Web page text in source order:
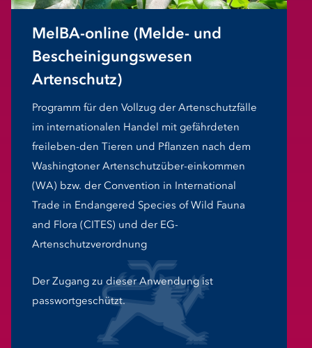
MelBA-online (Melde- und
Bescheinigungswesen
Artenschutz)
Programm für den Vollzug der Artenschutzfälle
im internationalen Handel mit gefährdeten
freileben-den Tieren und Pflanzen nach dem
Washingtoner Artenschutzüber-einkommen
(WA) bzw. der Convention in International
Trade in Endangered Species of Wild Fauna
and Flora (CITES) und der EG-
Artenschutzverordnung
Der Zugang zu dieser Anwendung ist
passwortgeschützt.